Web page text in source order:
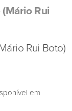
Rui
Rui Boto)
em